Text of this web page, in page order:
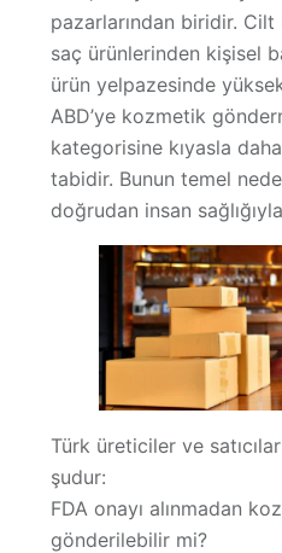
pazarlarından biridir. Cilt
saç ürünlerinden kişisel
ürün yelpazesinde
ABD’ye kozmetik
kategorisine kıyasla
tabidir. Bunun temel
doğrudan insan
Türk üreticiler ve
şudur:
FDA onayı alınmadan
gönderilebilir mi?